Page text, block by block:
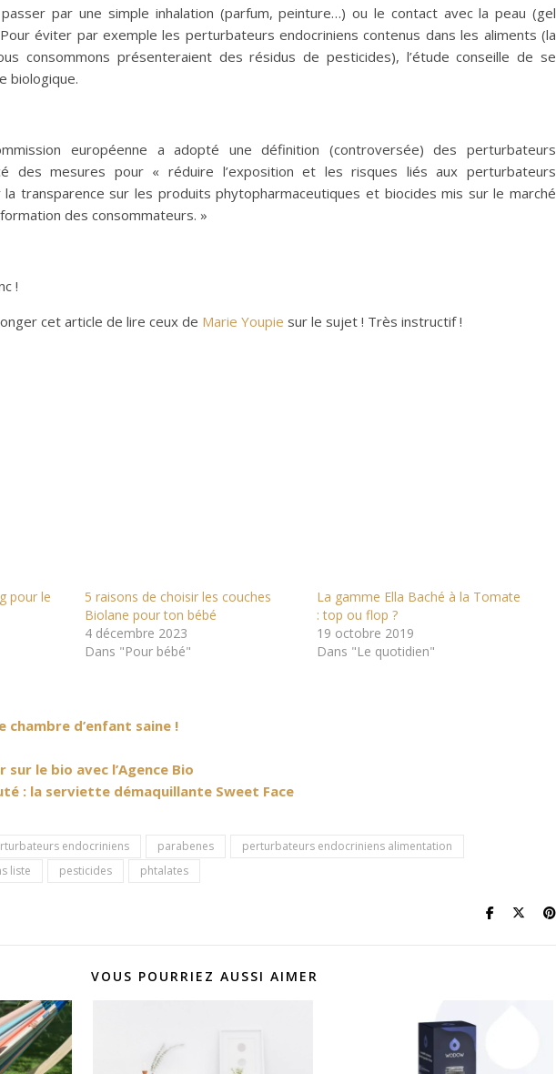
par une simple inhalation (parfum, peinture…) ou le contact avec la peau (gel
éviter par exemple les perturbateurs endocriniens contenus dans les aliments (la
consommons présenteraient des résidus de pesticides), l’étude conseille de se
biologique.
européenne a adopté une définition (controversée) des perturbateurs
des mesures pour « réduire l’exposition et les risques liés aux perturbateurs
la transparence sur les produits phytopharmaceutiques et biocides mis sur le marché
des consommateurs. »
!
cet article de lire ceux de Marie Youpie sur le sujet ! Très instructif !
pour le
5 raisons de choisir les couches
Biolane pour ton bébé
4 décembre 2023
Dans "Pour bébé"
La gamme Ella Baché à la Tomate
: top ou flop ?
19 octobre 2019
Dans "Le quotidien"
chambre d’enfant saine !
sur le bio avec l’Agence Bio
: la serviette démaquillante Sweet Face
endocriniens parabenes
perturbateurs endocriniens alimentation
liste
pesticides phtalates
VOUS POURRIEZ AUSSI AIMER